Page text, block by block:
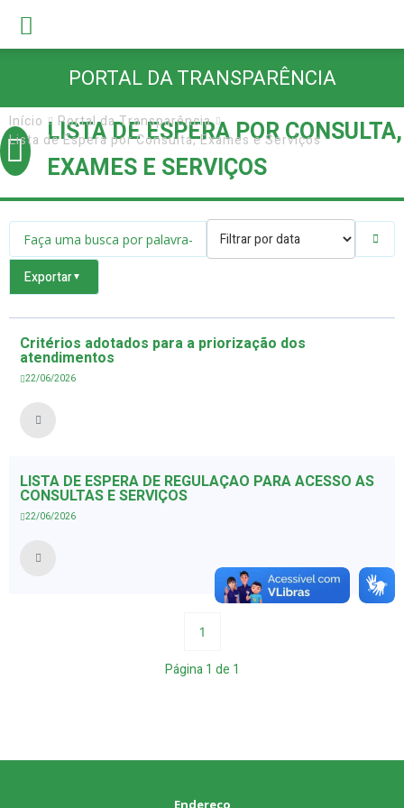
PORTAL DA TRANSPARÊNCIA
Início
Portal da Transparência
Lista de Espera por Consulta, Exames e Serviços
LISTA DE ESPERA POR CONSULTA,
EXAMES E SERVIÇOS
Exportar▼
Critérios adotados para a priorização dos
atendimentos
22/06/2026
LISTA DE ESPERA DE REGULAÇÃO PARA ACESSO AS
CONSULTAS E SERVIÇOS
22/06/2026
1
Página1 de 1
Endereço